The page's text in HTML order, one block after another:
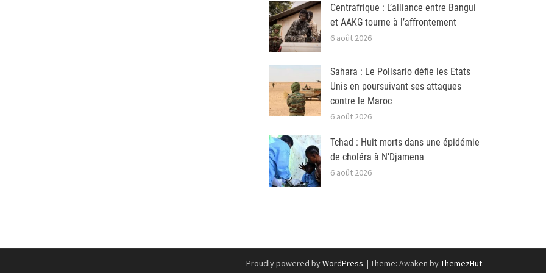
Centrafrique : L’alliance entre Bangui
et AAKG tourne à l’affrontement
6 août 2026
Sahara : Le Polisario défie les Etats
Unis en poursuivant ses attaques
contre le Maroc
6 août 2026
Tchad : Huit morts dans une épidémie
de choléra à N’Djamena
6 août 2026
Proudly powered byWordPress. | Theme: Awaken byThemezHut.